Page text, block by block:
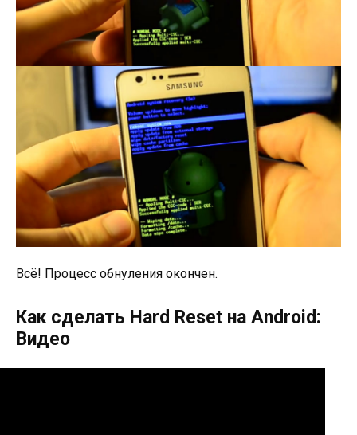
Всё! Процесс обнуления окончен.
Как сделать Hard Reset на Android:
Видео